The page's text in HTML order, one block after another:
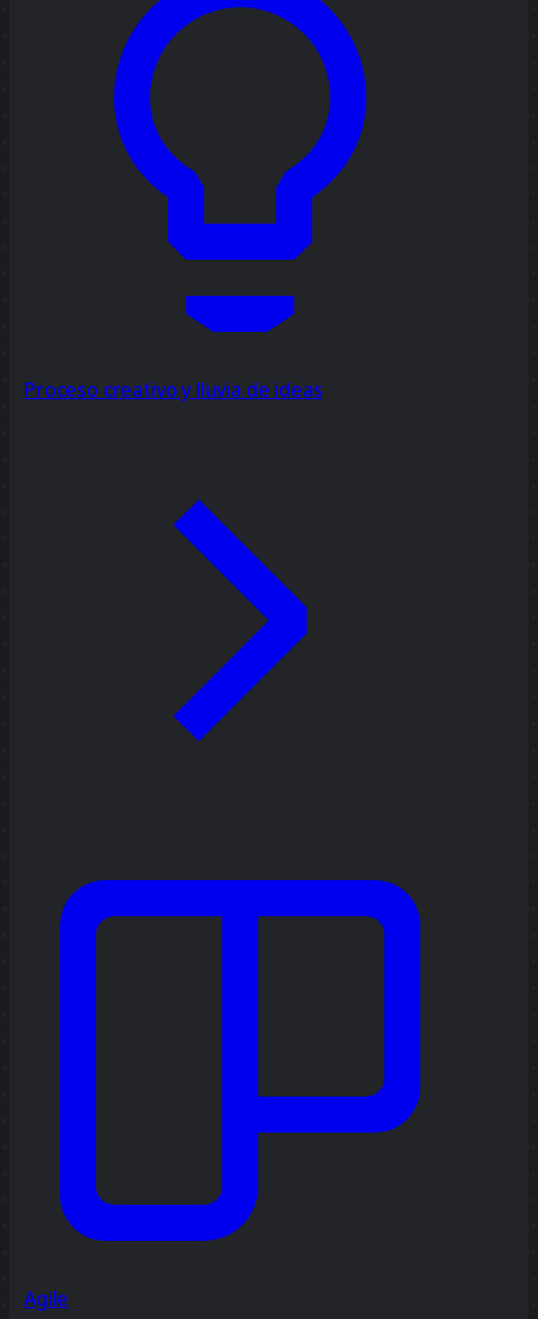
Proceso creativo y lluvia de ideas
Agile